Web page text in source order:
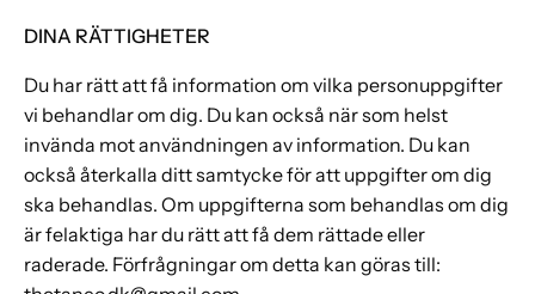
DINA RÄTTIGHETER
Du har rätt att få information om vilka personuppgifter
vi behandlar om dig. Du kan också när som helst
invända mot användningen av information. Du kan
också återkalla ditt samtycke för att uppgifter om dig
ska behandlas. Om uppgifterna som behandlas om dig
är felaktiga har du rätt att få dem rättade eller
raderade. Förfrågningar om detta kan göras till: